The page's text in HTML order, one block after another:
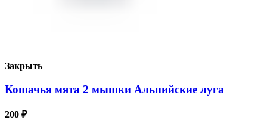
Закрыть
Кошачья мята 2 мышки Альпийские луга
200 ₽